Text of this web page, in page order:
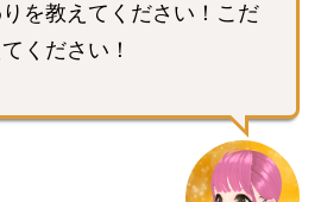
を教えてください！こだ
ください！